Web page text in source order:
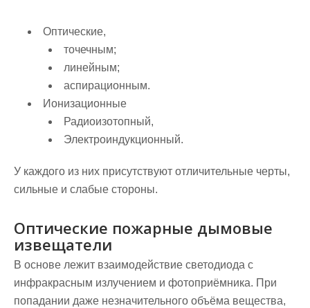
Оптические,
точечным;
линейным;
аспирационным.
Ионизационные
Радиоизотопный,
Электроиндукционный.
У каждого из них присутствуют отличительные черты,
сильные и слабые стороны.
Оптические пожарные дымовые
извещатели
В основе лежит взаимодействие светодиода с
инфракрасным излучением и фотоприёмника. При
попадании даже незначительного объёма вещества,